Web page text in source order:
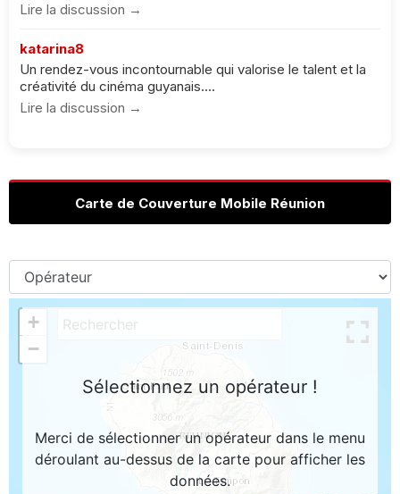
Lire la discussion →
katarina8
Un rendez-vous incontournable qui valorise le talent et la
créativité du cinéma guyanais....
Lire la discussion →
Carte de Couverture Mobile Réunion